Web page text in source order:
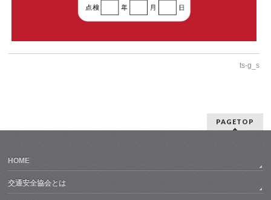
ts-g_s
PAGETOP
HOME
交通安全協会とは